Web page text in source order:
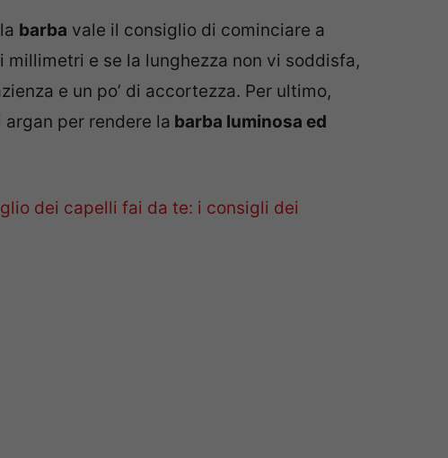
barba vale il consiglio di cominciare a
e se la lunghezza non vi soddisfa,
e un po’ di accortezza. Per ultimo,
per rendere la barba luminosa ed
dei capelli fai da te: i consigli dei